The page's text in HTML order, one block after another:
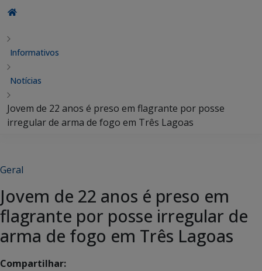
Informativos
Notícias
Jovem de 22 anos é preso em flagrante por posse
irregular de arma de fogo em Três Lagoas
Geral
Jovem de 22 anos é preso em
flagrante por posse irregular de
arma de fogo em Três Lagoas
Compartilhar: